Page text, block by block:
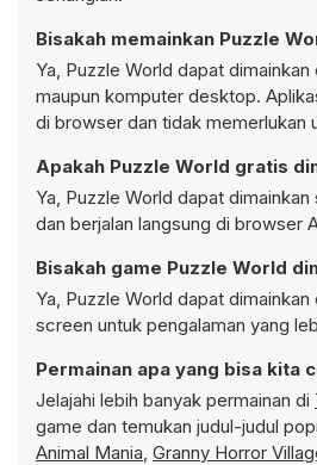
Bisakah memainkan Puzzle
Ya, Puzzle World dapat
maupun komputer desktop.
di browser dan tidak memerlukan
Apakah Puzzle World gratis
Ya, Puzzle World dapat
dan berjalan langsung di browser
Bisakah game Puzzle World
Ya, Puzzle World dapat
screen untuk pengalaman yang
Permainan apa yang bisa kita
Jelajahi lebih banyak permainan di
game dan temukan judul-judul
Animal Mania, Granny Horror